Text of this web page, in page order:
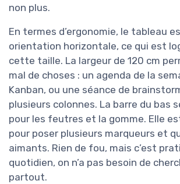
non plus.
En termes d’ergonomie, le tableau
orientation horizontale, ce qui est
cette taille. La largeur de 120 cm
mal de choses : un agenda de la
Kanban, ou une séance de
plusieurs colonnes. La barre du bas
pour les feutres et la gomme. Elle
pour poser plusieurs marqueurs et
aimants. Rien de fou, mais c’est
quotidien, on n’a pas besoin de
partout.